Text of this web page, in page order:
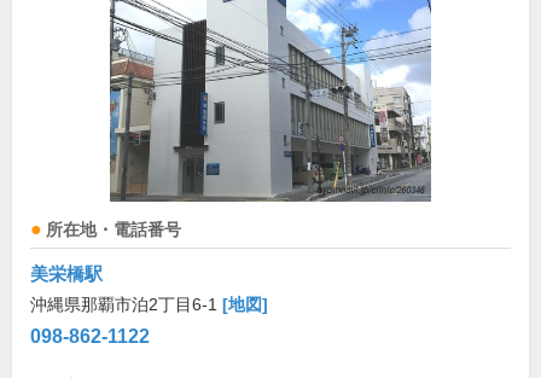
所在地・電話番号
美栄橋駅
沖縄県那覇市泊2丁目6-1 [地図]
098-862-1122